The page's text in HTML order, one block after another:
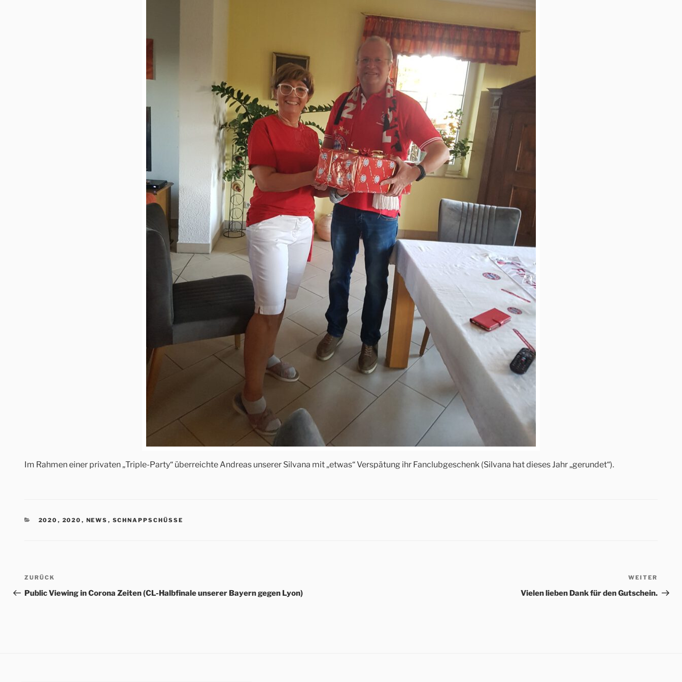
Im Rahmen einer privaten „Triple-Party“ überreichte Andreas unserer Silvana mit „etwas“ Verspätung ihr Fanclubgeschenk (Silvana hat dieses Jahr „gerundet“).
KATEGORIEN
2020 , 2020 , NEWS , SCHNAPPSCHÜSSE
Beitrags-
Navigation
Vorheriger
Beitrag
ZURÜCK
Public Viewing in Corona Zeiten (CL-Halbfinale unserer Bayern gegen Lyon)
WEITER
Vielen lieben Dank für den Gutschein.